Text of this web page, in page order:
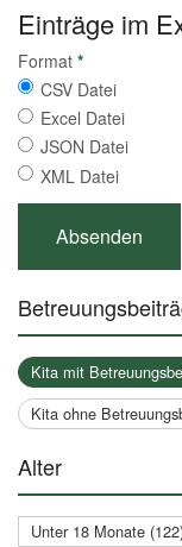
Einträge im
Format *
CSV Datei
Excel Datei
JSON Datei
XML Datei
Kita mit
Kita ohne
Alter
Unter 18 Monate